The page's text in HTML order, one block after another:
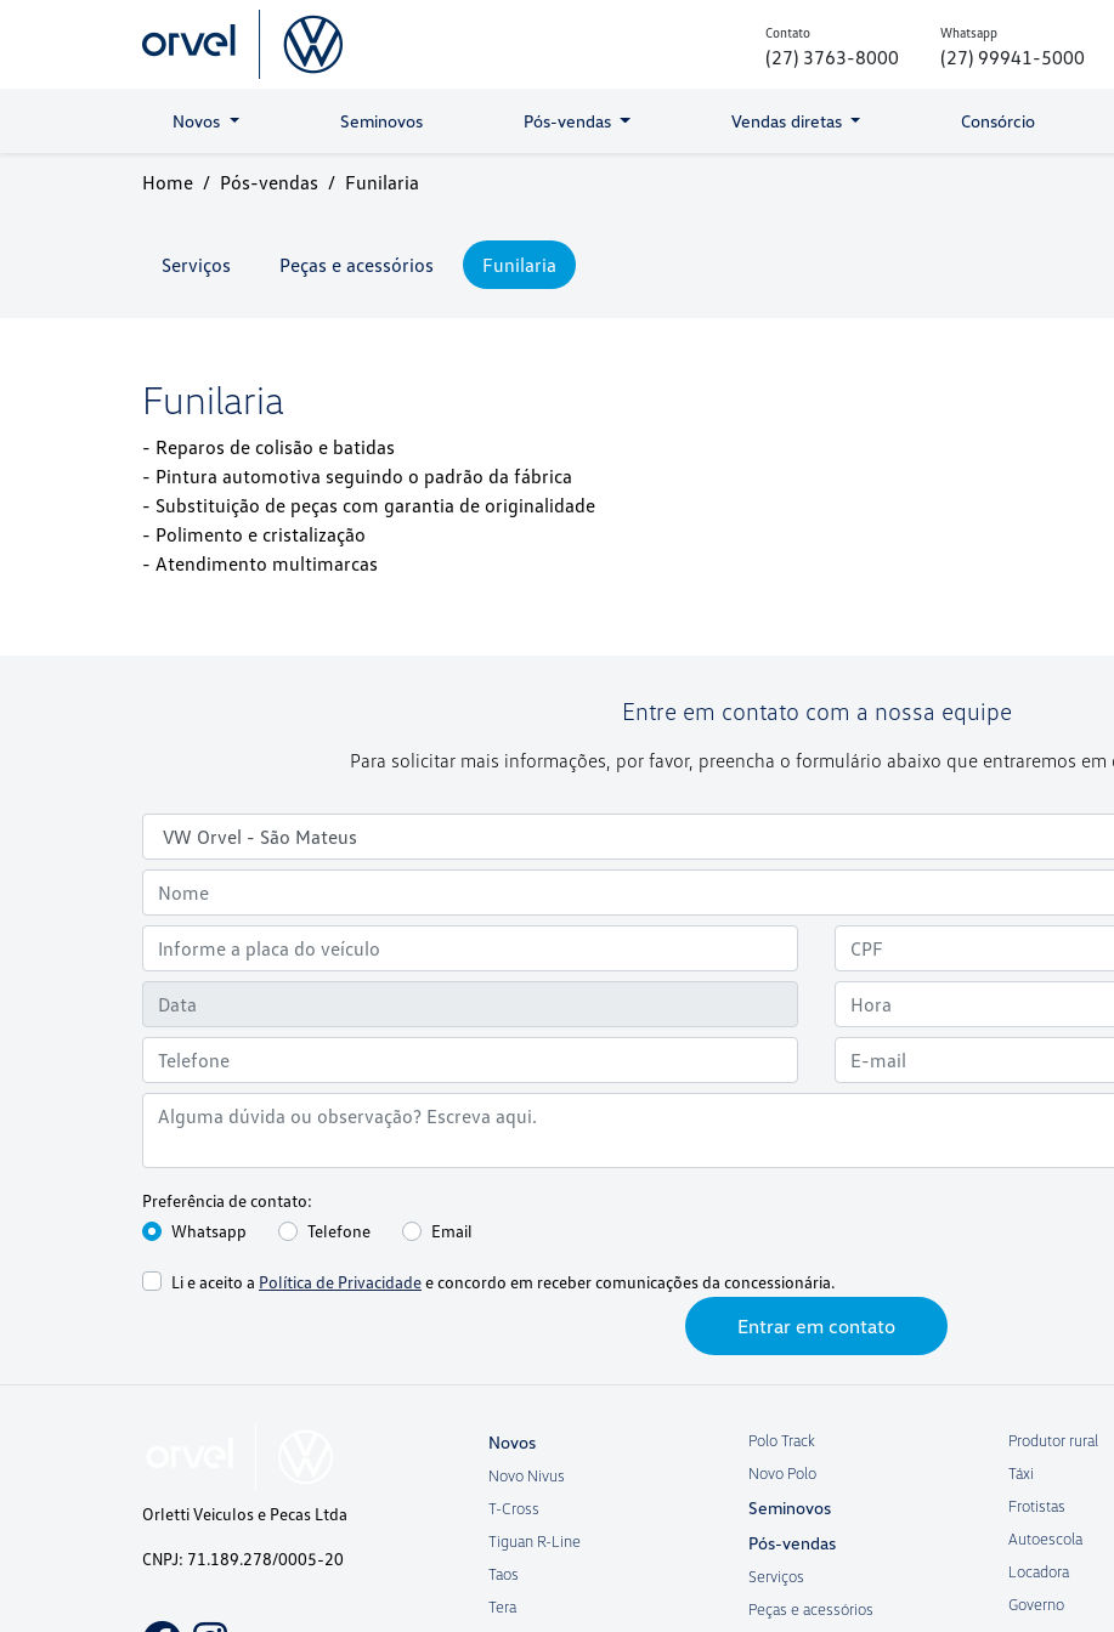
Contato
(27) 3763-8000
Whatsapp
(27) 99941-5000
Novos Seminovos Pós-vendas Vendas diretas Consórcio
Home Pós-vendas Funilaria
Serviços Peças e acessórios Funilaria
Funilaria
- Reparos de colisão e batidas
- Pintura automotiva seguindo o padrão da fábrica
- Substituição de peças com garantia de originalidade
- Polimento e cristalização
- Atendimento multimarcas
Entre em contato com a nossa equipe
Para solicitar mais informações, por favor, preencha o formulário abaixo que entraremos
Preferência de contato:
Whatsapp
Telefone Email
Li e aceito a Política de Privacidadee concordo em receber comunicações da concessionária.
Entrar em contato
Orletti Veiculos e Pecas Ltda
CNPJ: 71.189.278/0005-20
Novos
Novo Nivus
T-Cross
Tiguan R-Line
Taos
Tera
Polo Track
Novo Polo
Seminovos
Pós-vendas
Serviços
Peças e acessórios
Produtor rural
Táxi
Frotistas
Autoescola
Locadora
Governo